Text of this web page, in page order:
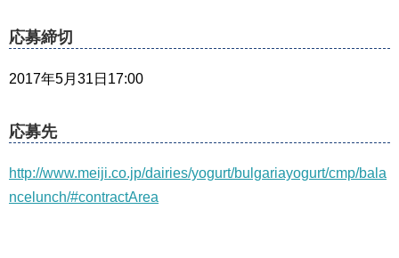
応募締切
2017年5月31日17:00
応募先
http://www.meiji.co.jp/dairies/yogurt/bulgariayogurt/cmp/bala
ncelunch/#contractArea